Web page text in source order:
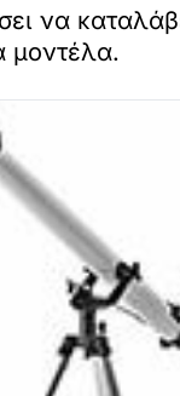
να
μοντέλα.